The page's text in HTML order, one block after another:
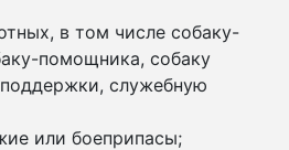
в том числе собаку-
помощника, собаку
служебную
или боеприпасы;